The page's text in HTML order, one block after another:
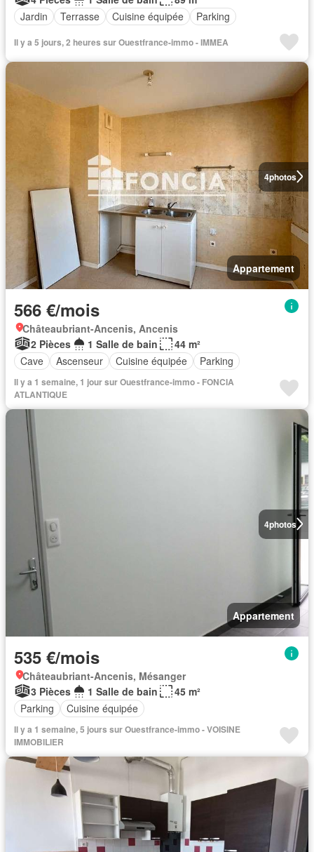
Jardin
Terrasse Cuisine équipée Parking
Il y a 5 jours, 2 heures sur Ouestfrance-immo - IMMEA
4photos
Appartement
566 €/mois
Châteaubriant-Ancenis, Ancenis
2 Pièces
1 Salle de bain
44 m²
Cave
Ascenseur Cuisine équipée Parking
Il y a 1 semaine, 1 jour sur Ouestfrance-immo - FONCIA
ATLANTIQUE
4photos
Appartement
535 €/mois
Châteaubriant-Ancenis, Mésanger
3 Pièces
1 Salle de bain
45 m²
Parking
Cuisine équipée
Il y a 1 semaine, 5 jours sur Ouestfrance-immo - VOISINE
IMMOBILIER